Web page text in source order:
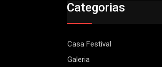
Categorias
Casa Festival
Galeria